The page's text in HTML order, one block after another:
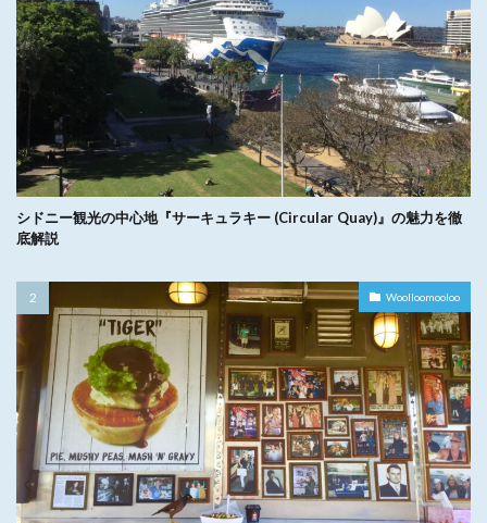
シドニー観光の中心地『サーキュラキー (Circular Quay)』の魅力を徹
底解説
Woolloomooloo